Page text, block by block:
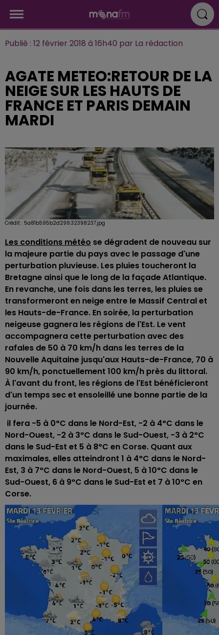
Publié : 12 février 2018 à 16h40 par La rédaction
AGATE METEO:RETOUR DE LA
NEIGE SUR LES HAUTS DE
FRANCE ET PARIS DEMAIN
MARDI
Crédit : 5a81b595b2d299.32398237.jpg
Les conditions météo se dégradent de nouveau sur
la majeure partie du pays avec le passage d'une
perturbation pluvieuse. Les pluies toucheront la
Bretagne ainsi que le long de la façade Atlantique.
En revanche, une fois dans les terres, les pluies se
transformeront en neige entre le Massif Central et
les Hauts-de-France. En soirée, la perturbation
neigeuse gagnera les régions de l'Est. Le vent
accompagnera cette perturbation avec des
rafales de 50 à 70 km/h dans les terres de la
Nouvelle Aquitaine jusqu'aux Hauts-de-France, 70 à
90 km/h, ponctuellement 100 km/h près du littoral.
À l'avant du front, les régions de l'Est bénéficieront
d'un temps sec et ensoleillé une bonne partie de la
journée.
il fera -5 à 0°C dans le Nord-Est, -2 à 4°C dans le
Nord-Ouest, -2 à 3°C dans le Sud-Ouest, -3 à 2°C
dans le Sud-Est et 5 à 8°C en Corse. Quant aux
maximales, elles atteindront 1 à 4°C dans le Nord-
Est, 3 à 7°C dans le Nord-Ouest, 5 à 10°C dans le
Sud-Ouest, 6 à 9°C dans le Sud-Est et 7 à 10°C en
Corse.